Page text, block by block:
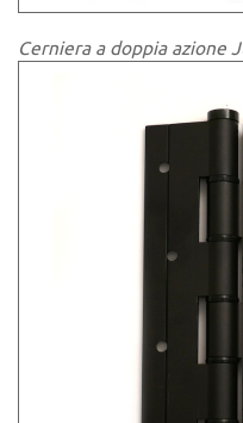
Cerniera a doppia azione